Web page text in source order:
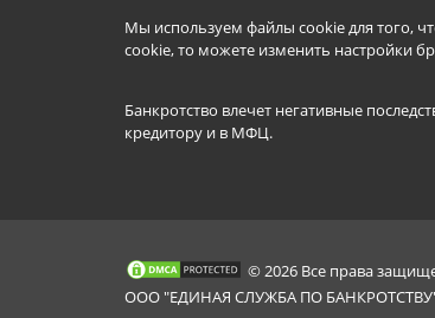
Мы используем файлы cookie для того,
cookie, то можете изменить настройки
Банкротство влечет негативные
кредитору и в МФЦ.
© 2026 Все права
ООО "ЕДИНАЯ СЛУЖБА ПО БАНКРОТСТВУ"